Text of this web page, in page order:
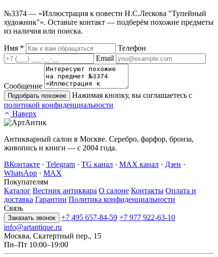
№3374 — «Иллюстрация к повести Н.С.Лескова "Тупейный
художник"». Оставьте контакт — подберём похожие предметы
из наличия или поиска.
Имя *
Телефон
Email
Сообщение
Подобрать похожее
Нажимая кнопку, вы соглашаетесь с
политикой конфиденциальности
Наверх
Антикварный салон в Москве. Серебро, фарфор, бронза,
живопись и книги — с 2004 года.
ВКонтакте · Telegram · TG канал · MAX канал · Дзен ·
WhatsApp · MAX
Покупателям
Каталог Вестник антиквара О салоне Контакты Оплата и
доставка Гарантии Политика конфиденциальности
Связь
Заказать звонок +7 495 657-84-59 +7 977 922-63-10
info@artantique.ru
Москва, Скатертный пер., 15
Пн–Пт 10:00–19:00